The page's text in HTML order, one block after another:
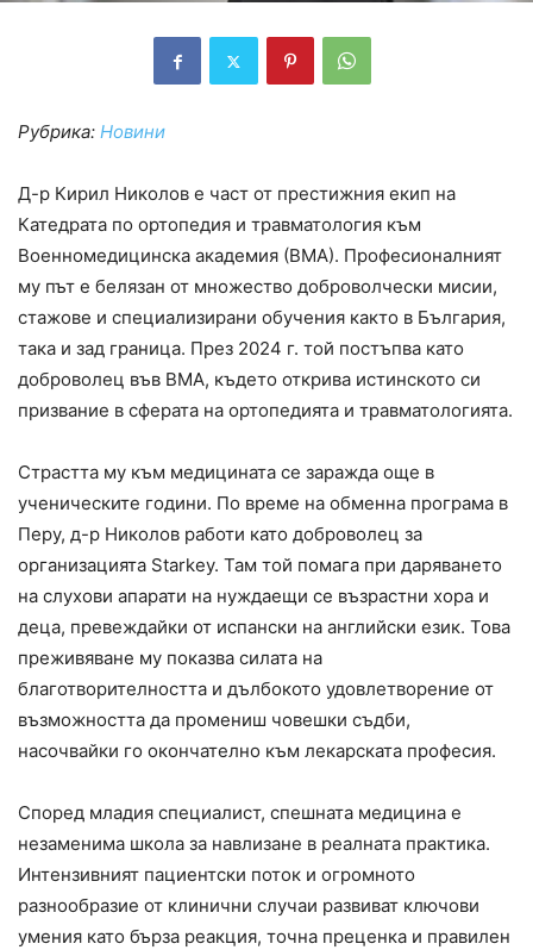
Рубрика: Новини
Д-р Кирил Николов е част от престижния екип на
Катедрата по ортопедия и травматология към
Военномедицинска академия (ВМА). Професионалният
му път е белязан от множество доброволчески мисии,
стажове и специализирани обучения както в България,
така и зад граница. През 2024 г. той постъпва като
доброволец във ВМА, където открива истинското си
призвание в сферата на ортопедията и травматологията.
Страстта му към медицината се заражда още в
ученическите години. По време на обменна програма в
Перу, д-р Николов работи като доброволец за
организацията Starkey. Там той помага при даряването
на слухови апарати на нуждаещи се възрастни хора и
деца, превеждайки от испански на английски език. Това
преживяване му показва силата на
благотворителността и дълбокото удовлетворение от
възможността да промениш човешки съдби,
насочвайки го окончателно към лекарската професия.
Според младия специалист, спешната медицина е
незаменима школа за навлизане в реалната практика.
Интензивният пациентски поток и огромното
разнообразие от клинични случаи развиват ключови
умения като бърза реакция, точна преценка и правилен